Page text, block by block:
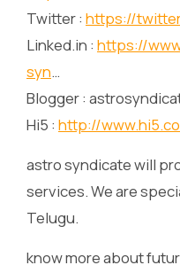
Twitter : https://
Linked.in : https://
syn…
Blogger :
Hi5 : http://
astro syndicate will
services. We are
Telugu.
know more about